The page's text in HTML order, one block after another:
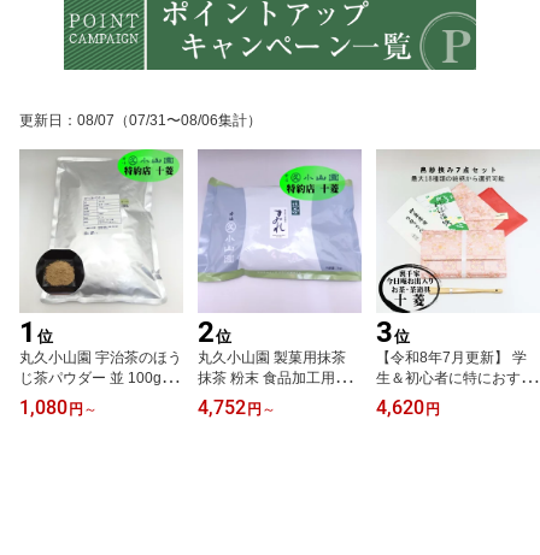
更新日 ： 08/07 （07/31〜08/06集計）
1 位
丸久小山園 宇治茶のほう
じ茶パウダー 並 100g袋 /
500g袋 / 1kg袋 チャック
付き B印 Type B 焙茶粉
1,080 円 ～
2位
丸久小山園 製菓用抹茶
抹茶 粉末 食品加工用抹
茶 すみれ 500g袋 / 1kg袋
製菓材料 抹茶粉 宇治 緑
4,752 円 ～
3位
【令和8年7月更新】 学
生＆初心者に特におすす
め 裏千家 茶道入門セッ
ト【帛紗を正絹への変更
4,620 円